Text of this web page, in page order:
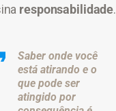
responsabilidade.
Saber onde você
está atirando e o
que pode ser
atingido por